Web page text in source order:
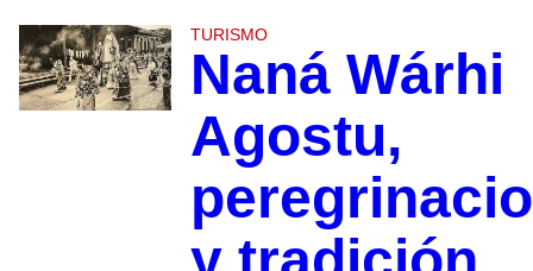
TURISMO
Naná Wárhi
Agostu,